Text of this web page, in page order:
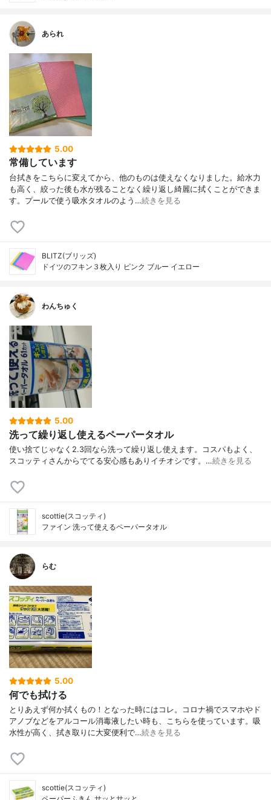
あられ
5.00
常備しています
台拭きをこちらに変えてから、他のものは使えなくなりました。給水力
も高く、絞った後も水が残ることなく繰り返し綺麗に拭くことができま
す。プールで使う吸水タオルのよう…続きを見る
BLITZ(ブリッズ)
ドイツのフキン３枚入り ピンク ブルー イエロー
わんちゅく
5.00
洗って繰り返し使えるペーパータオル
使い捨てじゃなく2.3回なら洗って繰り返し使えます。コスパもよく、
スコッティさんからでてる安心感もありイチオシです。…続きを見る
scottie(スコッティ)
ファイン 洗って使えるペーパータオル
らむ
5.00
何でも拭ける
とりあえず何か拭くもの！となった時にはコレ。コロナ禍でスマホやド
アノブなどをアルコール消毒液したい時も、こちらを使っています。吸
水性が高く、拭き取りに大変便利で…続きを見る
scottie(スコッティ)